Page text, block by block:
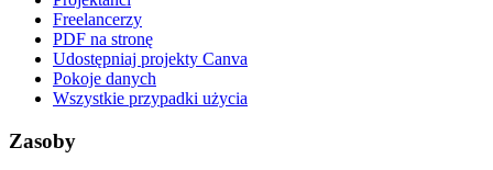
Freelancerzy
PDF na stronę
Udostępniaj projekty Canva
Pokoje danych
Wszystkie przypadki użycia
Zasoby